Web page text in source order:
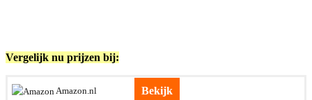
Vergelijk nu prijzen bij:
Amazon.nl Bekijk